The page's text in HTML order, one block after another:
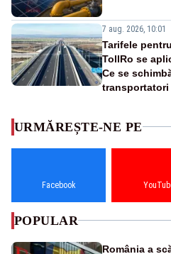
7 aug. 2026, 10:01
Tarifele
TollRo se
Ce se
transportatori
URMĂREȘTE-NE PE
Facebook
POPULAR
România a